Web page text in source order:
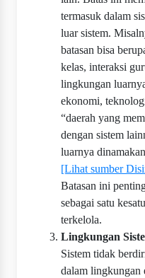
termasuk dalam
luar sistem.
batasan bisa
kelas, interaksi
lingkungan
ekonomi,
“daerah yang
dengan sistem
luarnya
[Lihat sumber
Batasan ini
sebagai satu
terkelola.
Lingkungan
Sistem tidak
dalam lingkungan